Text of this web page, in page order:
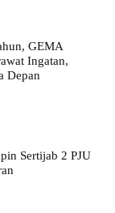
GEMA
Ingatan,
Depan
Sertijab 2 PJU